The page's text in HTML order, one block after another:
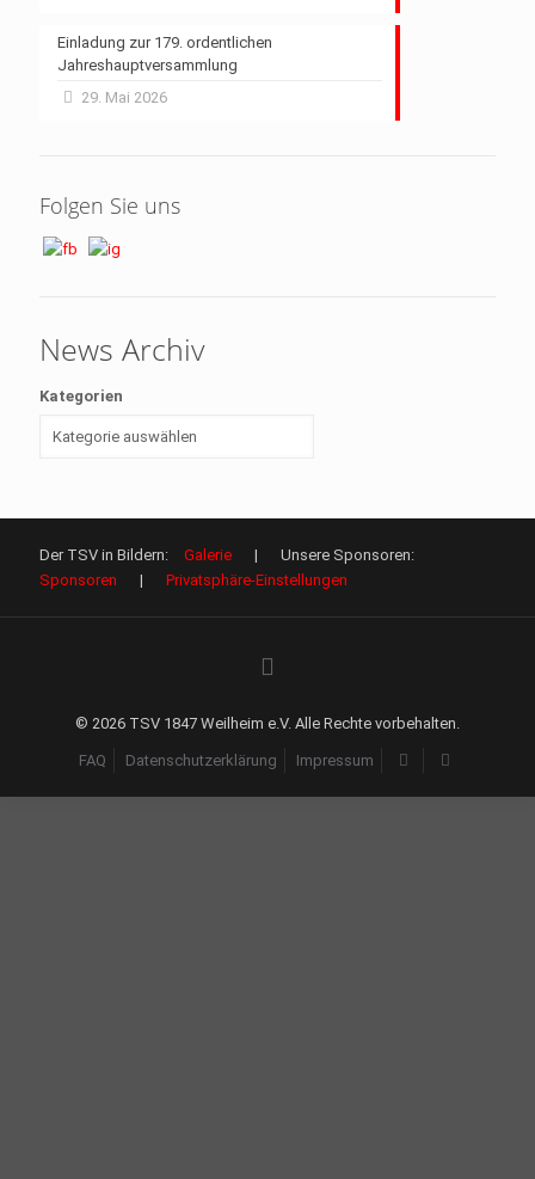
Einladung zur 179. ordentlichen
Jahreshauptversammlung
29. Mai 2026
Folgen Sie uns
News Archiv
Kategorien
Der TSV in Bildern: Galerie | Unsere Sponsoren:
Sponsoren | Privatsphäre-Einstellungen
© 2026 TSV 1847 Weilheim e.V. Alle Rechte vorbehalten.
FAQ Datenschutzerklärung Impressum